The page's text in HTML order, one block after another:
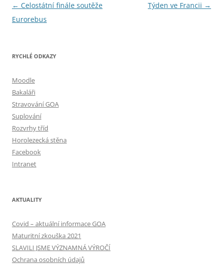
Navigace
pro
← Celostátní finále soutěže
Eurorebus
Týden ve Francii →
RYCHLÉ ODKAZY
Moodle
Bakaláři
Stravování GOA
Suplování
Rozvrhy tříd
Horolezecká stěna
Facebook
Intranet
AKTUALITY
Covid – aktuální informace GOA
Maturitní zkouška 2021
SLAVILI JSME VÝZNAMNÁ VÝROČÍ
Ochrana osobních údajů